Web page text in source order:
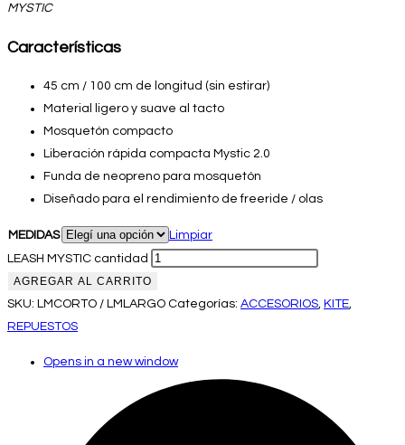
MYSTIC
Características
45 cm / 100 cm de longitud (sin estirar)
Material ligero y suave al tacto
Mosquetón compacto
Liberación rápida compacta Mystic 2.0
Funda de neopreno para mosquetón
Diseñado para el rendimiento de freeride / olas
MEDIDAS
Limpiar
LEASH MYSTIC cantidad
AGREGAR AL CARRITO
SKU: LMCORTO / LMLARGO Categorías: ACCESORIOS, KITE,
REPUESTOS
Opens in a new window